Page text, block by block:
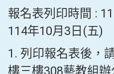
報名表列印時間 :
114年10月3日(五)
1. 列印報名表後，
樓三樓308藝教組